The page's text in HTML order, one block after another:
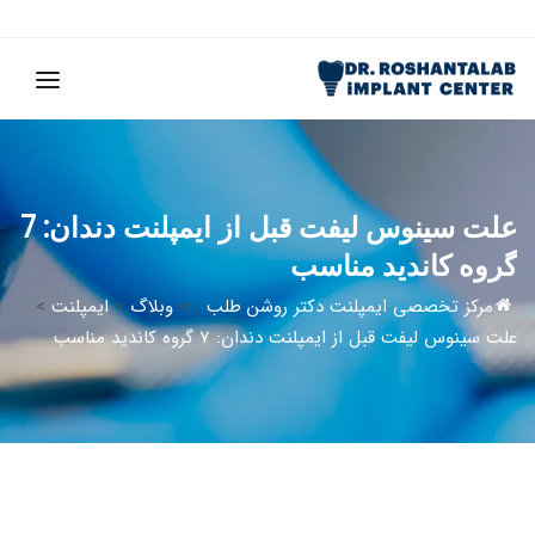
علت سینوس لیفت قبل از ایمپلنت دندان: 7
گروه کاندید مناسب
مرکز تخصصی ایمپلنت دکتر روشن طلب >وبلاگ>ایمپلنت >
علت سینوس لیفت قبل از ایمپلنت دندان: 7 گروه کاندید مناسب